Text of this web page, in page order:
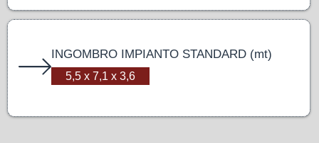
INGOMBRO IMPIANTO STANDARD (mt)
5,5 x 7,1 x 3,6